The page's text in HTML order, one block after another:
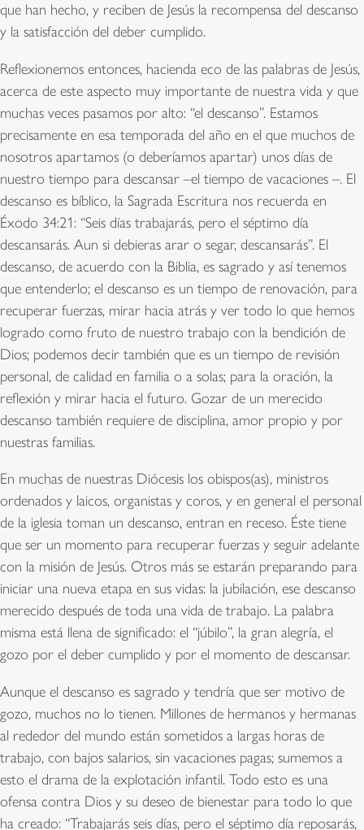
que han hecho, y reciben de Jesús la recompensa del descanso
y la satisfacción del deber cumplido.
Reflexionemos entonces, hacienda eco de las palabras de Jesús,
acerca de este aspecto muy importante de nuestra vida y que
muchas veces pasamos por alto: “el descanso”. Estamos
precisamente en esa temporada del año en el que muchos de
nosotros apartamos (o deberíamos apartar) unos días de
nuestro tiempo para descansar –el tiempo de vacaciones –. El
descanso es bíblico, la Sagrada Escritura nos recuerda en
Éxodo 34:21: “Seis días trabajarás, pero el séptimo día
descansarás. Aun si debieras arar o segar, descansarás”. El
descanso, de acuerdo con la Biblia, es sagrado y así tenemos
que entenderlo; el descanso es un tiempo de renovación, para
recuperar fuerzas, mirar hacia atrás y ver todo lo que hemos
logrado como fruto de nuestro trabajo con la bendición de
Dios; podemos decir también que es un tiempo de revisión
personal, de calidad en familia o a solas; para la oración, la
reflexión y mirar hacia el futuro. Gozar de un merecido
descanso también requiere de disciplina, amor propio y por
nuestras familias.
En muchas de nuestras Diócesis los obispos(as), ministros
ordenados y laicos, organistas y coros, y en general el personal
de la iglesia toman un descanso, entran en receso. Éste tiene
que ser un momento para recuperar fuerzas y seguir adelante
con la misión de Jesús. Otros más se estarán preparando para
iniciar una nueva etapa en sus vidas: la jubilación, ese descanso
merecido después de toda una vida de trabajo. La palabra
misma está llena de significado: el “júbilo”, la gran alegría, el
gozo por el deber cumplido y por el momento de descansar.
Aunque el descanso es sagrado y tendría que ser motivo de
gozo, muchos no lo tienen. Millones de hermanos y hermanas
al rededor del mundo están sometidos a largas horas de
trabajo, con bajos salarios, sin vacaciones pagas; sumemos a
esto el drama de la explotación infantil. Todo esto es una
ofensa contra Dios y su deseo de bienestar para todo lo que
ha creado: “Trabajarás seis días, pero el séptimo día reposarás,